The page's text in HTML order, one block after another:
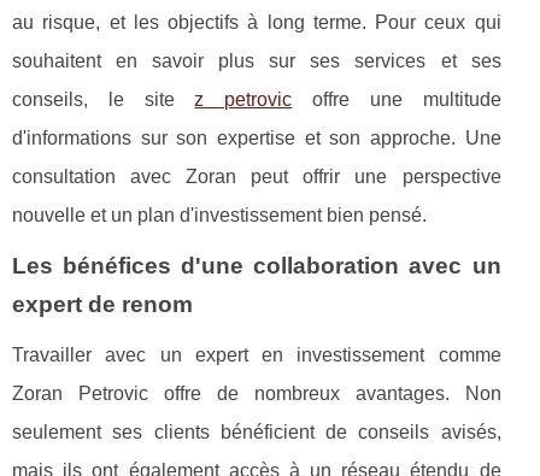
au risque, et les objectifs à long terme. Pour ceux qui
souhaitent en savoir plus sur ses services et ses
conseils, le sitez petrovic offre une multitude
d'informations sur son expertise et son approche. Une
consultation avec Zoran peut offrir une perspective
nouvelle et un plan d'investissement bien pensé.
Les bénéfices d'une collaboration avec un
expert de renom
Travailler avec un expert en investissement comme
Zoran Petrovic offre de nombreux avantages. Non
seulement ses clients bénéficient de conseils avisés,
mais ils ont également accès à un réseau étendu de